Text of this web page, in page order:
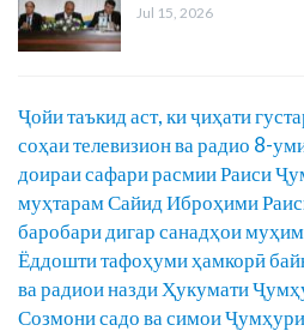
Jul 15, 2026
Ҷойи таъкид аст, ки ҷиҳати
соҳаи телевизион ва радио 8-
доираи сафари расмии Раиси
муҳтарам Сайид Иброҳими
баробари дигар санадҳои
Ёддошти тафоҳуми ҳамкорӣ
ва радиои назди Ҳукумати
Созмони садо ва симои